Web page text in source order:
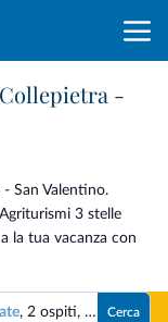
-
San Valentino.
3 stelle
la tua vacanza con
, 2 ospiti, 1 camera
Cerca